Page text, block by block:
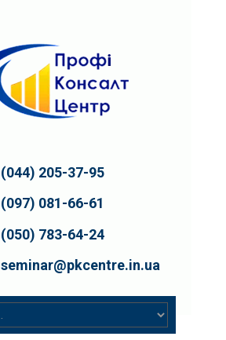
(044) 205-37-95
(097) 081-66-61
(050) 783-64-24
seminar@pkcentre.in.ua